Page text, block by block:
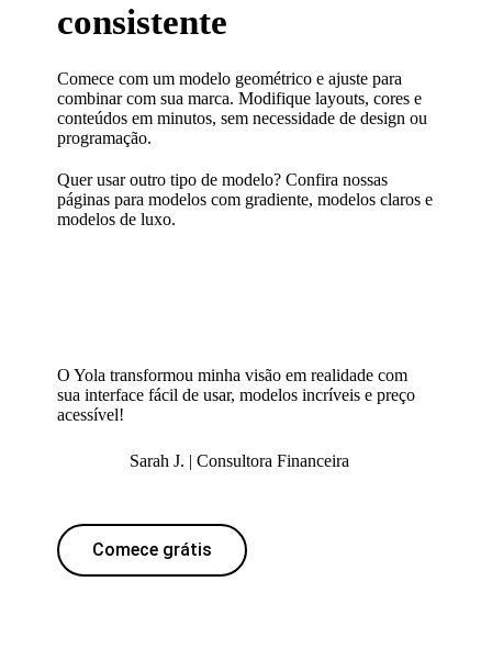
consistente
Comece com um modelo geométrico e ajuste para
combinar com sua marca. Modifique layouts, cores e
conteúdos em minutos, sem necessidade de design ou
programação.
Quer usar outro tipo de modelo? Confira nossas
páginas paramodelos com gradiente,modelos claros e
modelos de luxo.
O Yola transformou minha visão em realidade com
sua interface fácil de usar, modelos incríveis e preço
acessível!
Sarah J. | Consultora Financeira
Comece grátis